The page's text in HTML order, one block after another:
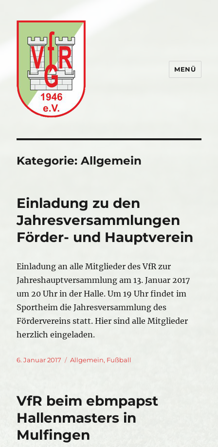
MENÜ
Kategorie:Allgemein
Einladung zu den
Jahresversammlungen
Förder- und Hauptverein
Einladung an alle Mitglieder des VfR zur
Jahreshauptversammlung am 13. Januar 2017
um 20 Uhr in der Halle. Um 19 Uhr findet im
Sportheim die Jahresversammlung des
Fördervereins statt. Hier sind alle Mitglieder
herzlich eingeladen.
Veröffentlicht
6. Januar 2017 Kategorien
Allgemein, Fußball
VfR beim ebmpapst
Hallenmasters in
Mulfingen